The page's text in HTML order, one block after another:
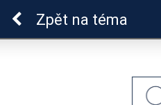
Epilepsie u dětí
Zpět na téma